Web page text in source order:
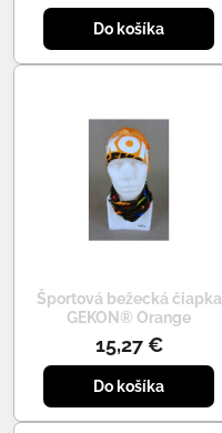
Do košíka
Športová bežecká čiapka
GEKON® Orange
15,27 €
Do košíka